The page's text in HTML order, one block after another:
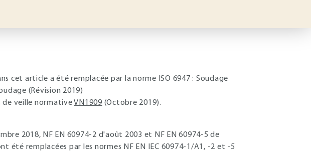
cet article a été remplacée par la norme ISO 6947 : Soudage
(Révision 2019)
de veille normativeVN1909 (Octobre 2019).
2018, NF EN 60974-2 d'août 2003 et NF EN 60974-5 de
été remplacées par les normes NF EN IEC 60974-1/A1, -2 et -5